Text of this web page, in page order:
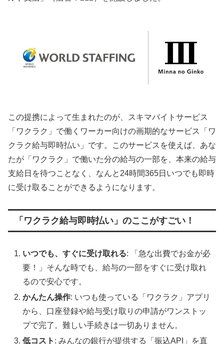
この提携によって生まれたのが、スキマバイトサービス
「ワクラク」で働くワーカー向けの画期的なサービス「ワ
クラク給与即時払い」です。このサービスを使えば、あな
たが「ワクラク」で働いた分の給与の一部を、本来の給与
支給日を待つことなく、なんと24時間365日いつでも即時
に受け取ることができるようになります。
「ワクラク給与即時払い」のここがすごい！
いつでも、すぐに受け取れる: 「急な出費でお金が必
要！」そんな時でも、給与の一部をすぐに受け取れ
るので安心です。
かんたん操作: いつも使っている「ワクラク」アプリ
から、口座登録や給与受け取りの申請がワンストッ
プで完了。難しい手続きは一切ありません。
低コスト : みんなの銀行が提供する「振込API」を直